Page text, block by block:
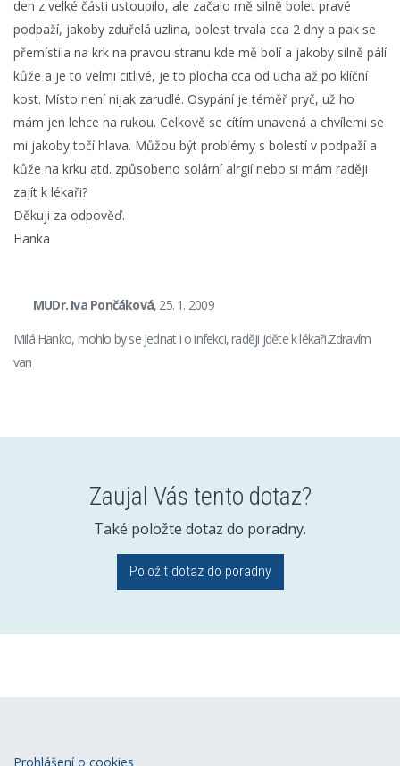
den z velké části ustoupilo, ale začalo mě silně bolet pravé
podpaží, jakoby zduřelá uzlina, bolest trvala cca 2 dny a pak se
přemístila na krk na pravou stranu kde mě bolí a jakoby silně pálí
kůže a je to velmi citlivé, je to plocha cca od ucha až po klíční
kost. Místo není nijak zarudlé. Osypání je téměř pryč, už ho
mám jen lehce na rukou. Celkově se cítím unavená a chvílemi se
mi jakoby točí hlava. Můžou být problémy s bolestí v podpaží a
kůže na krku atd. způsobeno solární alrgií nebo si mám raději
zajít k lékaři?
Děkuji za odpověď.
Hanka
MUDr. Iva Pončáková, 25. 1. 2009
Milá Hanko, mohlo by se jednat i o infekci, raději jděte k lékaři.Zdravím
van
Zaujal Vás tento dotaz?
Také položte dotaz do poradny.
Položit dotaz do poradny
Prohlášení o cookies